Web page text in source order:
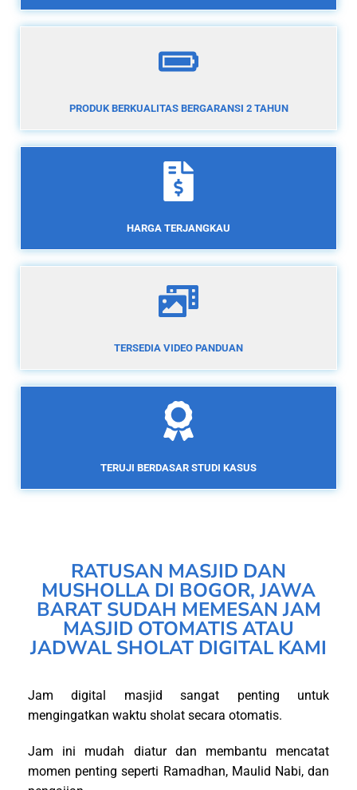
PRODUK BERKUALITAS BERGARANSI 2 TAHUN
HARGA TERJANGKAU
TERSEDIA VIDEO PANDUAN
TERUJI BERDASAR STUDI KASUS
RATUSAN MASJID DAN
MUSHOLLA DI BOGOR, JAWA
BARAT SUDAH MEMESAN JAM
MASJID OTOMATIS ATAU
JADWAL SHOLAT DIGITAL KAMI
Jam digital masjid sangat penting untuk
mengingatkan waktu sholat secara otomatis.
Jam ini mudah diatur dan membantu mencatat
momen penting seperti Ramadhan, Maulid Nabi, dan